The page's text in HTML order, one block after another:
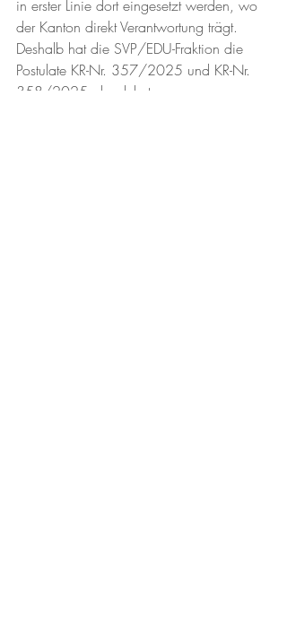
in erster Linie dort eingesetzt werden, wo
der Kanton direkt Verantwortung trägt.
Deshalb hat die SVP/EDU-Fraktion die
Postulate KR-Nr. 357/2025 und KR-Nr.
358/2025 abgelehnt.